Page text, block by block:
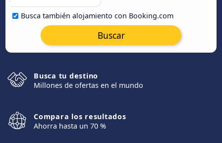
Busca también alojamiento con Booking.com
Buscar
Busca tu destino
Millones de ofertas en el mundo
Compara los resultados
Ahorra hasta un 70 %